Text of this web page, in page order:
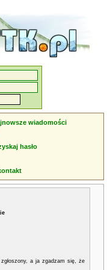
wiadomości
hasło
a ja zgadzam się, że